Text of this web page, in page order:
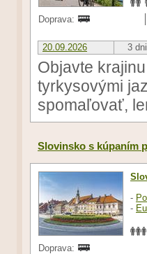
Doprava:
20.09.2026 3 dni
Objavte
tyrkysovými
spomaľovať,
Slovinsko s kúpaním
-
-
Doprava: